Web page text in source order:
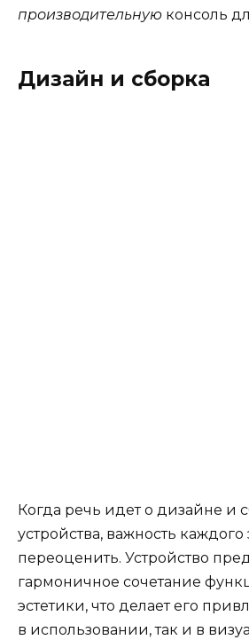
производительную консоль
Дизайн и сборка
Когда речь идет о дизайне и
устройства, важность
переоценить. Устройство
гармоничное сочетание
эстетики, что делает его
в использовании, так и в